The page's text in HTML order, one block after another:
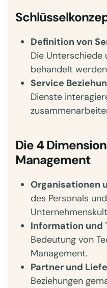
Definition von
Die Unterschiede
behandelt
Service
Dienste
Die 4
Management
Organisationen
des Personals
Information und
Bedeutung von
Management.
Partner und
Beziehungen